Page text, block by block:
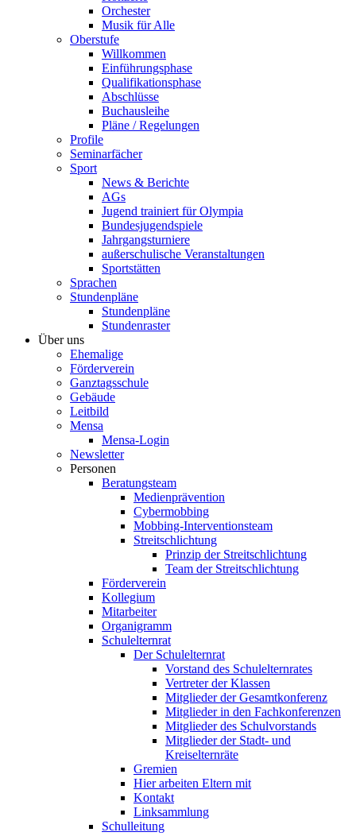
Orchester
Musik für Alle
Oberstufe
Willkommen
Einführungsphase
Qualifikationsphase
Abschlüsse
Buchausleihe
Pläne / Regelungen
Profile
Seminarfächer
Sport
News & Berichte
AGs
Jugend trainiert für Olympia
Bundesjugendspiele
Jahrgangsturniere
außerschulische Veranstaltungen
Sportstätten
Sprachen
Stundenpläne
Stundenpläne
Stundenraster
Über uns
Ehemalige
Förderverein
Ganztagsschule
Gebäude
Leitbild
Mensa
Mensa-Login
Newsletter
Personen
Beratungsteam
Medienprävention
Cybermobbing
Mobbing-Interventionsteam
Streitschlichtung
Prinzip der Streitschlichtung
Team der Streitschlichtung
Förderverein
Kollegium
Mitarbeiter
Organigramm
Schulelternrat
Der Schulelternrat
Vorstand des Schulelternrates
Vertreter der Klassen
Mitglieder der Gesamtkonferenz
Mitglieder in den Fachkonferenzen
Mitglieder des Schulvorstands
Mitglieder der Stadt- und
Kreiselternräte
Gremien
Hier arbeiten Eltern mit
Kontakt
Linksammlung
Schulleitung